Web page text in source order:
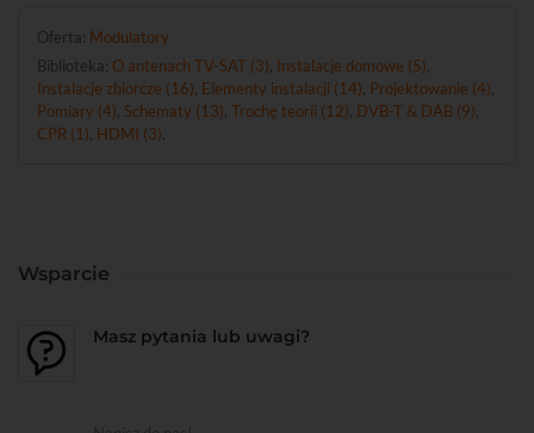
Oferta: Modulatory
Biblioteka: O antenach TV-SAT (3) Instalacje domowe (5)
Instalacje zbiorcze (16) Elementy instalacji (14) Projektowanie (4)
Pomiary (4) Schematy (13) Trochę teorii (12) DVB-T & DAB (9)
CPR (1) HDMI (3)
Wsparcie
Masz pytania lub uwagi?